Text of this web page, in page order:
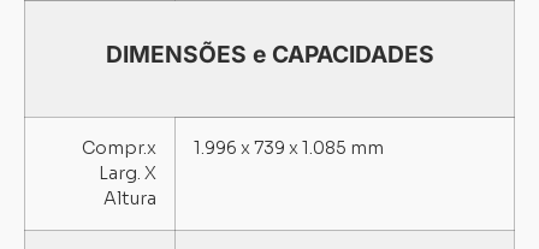
DIMENSÕES e CAPACIDADES
Compr.x
Larg. X
Altura
1.996 x 739 x 1.085 mm